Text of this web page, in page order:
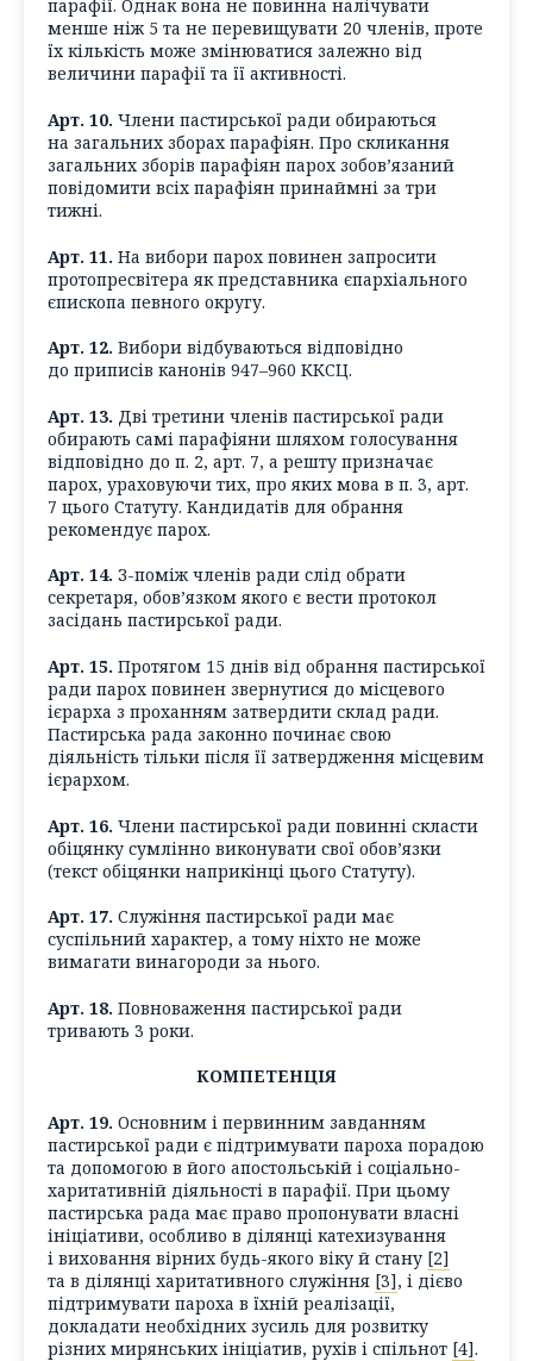
парафії. Однак вона не повинна налічувати
менше ніж 5 та не перевищувати 20 членів, проте
їх кількість може змінюватися залежно від
величини парафії та її активності.
Арт. 10. Члени пастирської ради обираються
на загальних зборах парафіян. Про скликання
загальних зборів парафіян парох зобов’язаний
повідомити всіх парафіян принаймні за три
тижні.
Арт. 11. На вибори парох повинен запросити
протопресвітера як представника єпархіального
єпископа певного округу.
Арт. 12. Вибори відбуваються відповідно
до приписів канонів 947–960 ККСЦ.
Арт. 13. Дві третини членів пастирської ради
обирають самі парафіяни шляхом голосування
відповідно до п. 2, арт. 7, а решту призначає
парох, ураховуючи тих, про яких мова в п. 3, арт.
7 цього Статуту. Кандидатів для обрання
рекомендує парох.
Арт. 14. З-поміж членів ради слід обрати
секретаря, обов’язком якого є вести протокол
засідань пастирської ради.
Арт. 15. Протягом 15 днів від обрання пастирської
ради парох повинен звернутися до місцевого
ієрарха з проханням затвердити склад ради.
Пастирська рада законно починає свою
діяльність тільки після її затвердження місцевим
ієрархом.
Арт. 16. Члени пастирської ради повинні скласти
обіцянку сумлінно виконувати свої обов’язки
(текст обіцянки наприкінці цього Статуту).
Арт. 17. Служіння пастирської ради має
суспільний характер, а тому ніхто не може
вимагати винагороди за нього.
Арт. 18. Повноваження пастирської ради
тривають 3 роки.
КОМПЕТЕНЦІЯ
Арт. 19. Основним і первинним завданням
пастирської ради є підтримувати пароха порадою
та допомогою в його апостольській і соціально-
харитативній діяльності в парафії. При цьому
пастирська рада має право пропонувати власні
ініціативи, особливо в ділянці катехизування
і виховання вірних будь-якого віку й стану [2]
та в ділянці харитативного служіння [3], і дієво
підтримувати пароха в їхній реалізації,
докладати необхідних зусиль для розвитку
різних мирянських ініціатив, рухів і спільнот [4].